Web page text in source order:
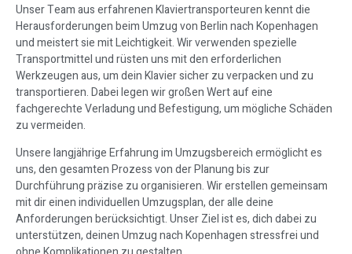
Unser Team aus erfahrenen Klaviertransporteuren kennt die
Herausforderungen beim Umzug von Berlin nach Kopenhagen
und meistert sie mit Leichtigkeit. Wir verwenden spezielle
Transportmittel und rüsten uns mit den erforderlichen
Werkzeugen aus, um dein Klavier sicher zu verpacken und zu
transportieren. Dabei legen wir großen Wert auf eine
fachgerechte Verladung und Befestigung, um mögliche Schäden
zu vermeiden.
Unsere langjährige Erfahrung im Umzugsbereich ermöglicht es
uns, den gesamten Prozess von der Planung bis zur
Durchführung präzise zu organisieren. Wir erstellen gemeinsam
mit dir einen individuellen Umzugsplan, der alle deine
Anforderungen berücksichtigt. Unser Ziel ist es, dich dabei zu
unterstützen, deinen Umzug nach Kopenhagen stressfrei und